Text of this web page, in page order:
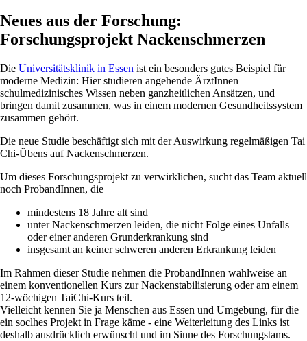
Neues aus der Forschung:
Forschungsprojekt Nackenschmerzen
Die Universitätsklinik in Essen ist ein besonders gutes Beispiel für
moderne Medizin: Hier studieren angehende ÄrztInnen
schulmedizinisches Wissen neben ganzheitlichen Ansätzen, und
bringen damit zusammen, was in einem modernen Gesundheitssystem
zusammen gehört.
Die neue Studie beschäftigt sich mit der Auswirkung regelmäßigen Tai
Chi-Übens auf Nackenschmerzen.
Um dieses Forschungsprojekt zu verwirklichen, sucht das Team aktuell
noch ProbandInnen, die
mindestens 18 Jahre alt sind
unter Nackenschmerzen leiden, die nicht Folge eines Unfalls
oder einer anderen Grunderkrankung sind
insgesamt an keiner schweren anderen Erkrankung leiden
Im Rahmen dieser Studie nehmen die ProbandInnen wahlweise an
einem konventionellen Kurs zur Nackenstabilisierung oder am einem
12-wöchigen TaiChi-Kurs teil.
Vielleicht kennen Sie ja Menschen aus Essen und Umgebung, für die
ein soclhes Projekt in Frage käme - eine Weiterleitung des Links ist
deshalb ausdrücklich erwünscht und im Sinne des Forschungstams.